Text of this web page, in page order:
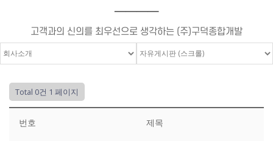
────
고객과의 신의를 최우선으로 생각하는 (주)구덕종합개발
Total 0건 1 페이지
번호 제목